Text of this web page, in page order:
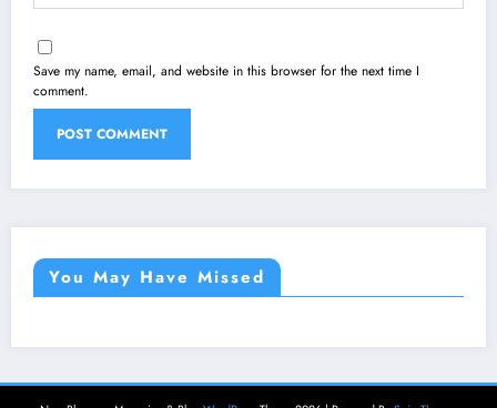
Save my name, email, and website in this browser for the next time I
comment.
You May Have Missed